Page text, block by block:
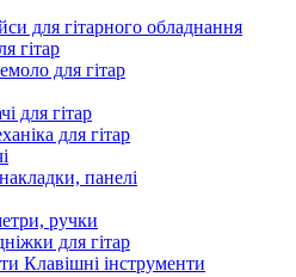
для гітарного обладнання
гітар
для гітар
для гітар
для гітар
панелі
ручки
для гітар
Клавішні інструменти